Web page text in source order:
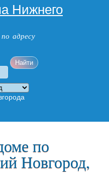
Нижнего
адресу
по
Новгород,